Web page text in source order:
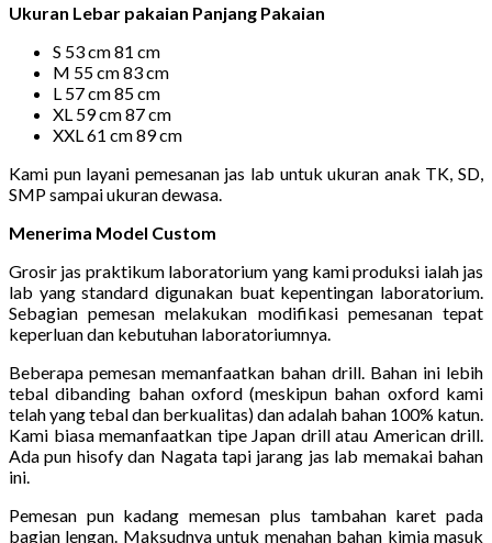
Ukuran Lebar pakaian Panjang Pakaian
S 53 cm 81 cm
M 55 cm 83 cm
L 57 cm 85 cm
XL 59 cm 87 cm
XXL 61 cm 89 cm
Kami pun layani pemesanan jas lab untuk ukuran anak TK, SD,
SMP sampai ukuran dewasa.
Menerima Model Custom
Grosir jas praktikum laboratorium yang kami produksi ialah jas
lab yang standard digunakan buat kepentingan laboratorium.
Sebagian pemesan melakukan modifikasi pemesanan tepat
keperluan dan kebutuhan laboratoriumnya.
Beberapa pemesan memanfaatkan bahan drill. Bahan ini lebih
tebal dibanding bahan oxford (meskipun bahan oxford kami
telah yang tebal dan berkualitas) dan adalah bahan 100% katun.
Kami biasa memanfaatkan tipe Japan drill atau American drill.
Ada pun hisofy dan Nagata tapi jarang jas lab memakai bahan
ini.
Pemesan pun kadang memesan plus tambahan karet pada
bagian lengan. Maksudnya untuk menahan bahan kimia masuk